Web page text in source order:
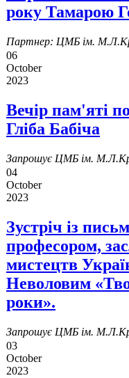
року Тамарою
Партнер: ЦМБ ім.
06
October
2023
Вечір пам'яті
Гліба Бабіча
Запрошує ЦМБ ім.
04
October
2023
Зустріч із
професором,
мистецтв
Неволовим
роки».
Запрошує ЦМБ ім.
03
October
2023